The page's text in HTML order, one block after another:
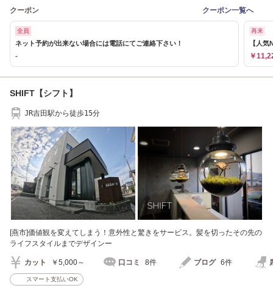
クーポン クーポン一覧へ
全員
ネット予約が出来ない場合には電話にてご連絡下さい！
-
再来
【人
￥
SHIFT【シフト】
JR吉田駅から徒歩15分
[燕市]価値観を変えてしまう！意外性と驚きをサービス。髪を切ったその先の
ライフスタイルまでデザインー
カット ￥5,000～ 口コミ 8件 ブログ 6件
スマート支払いOK